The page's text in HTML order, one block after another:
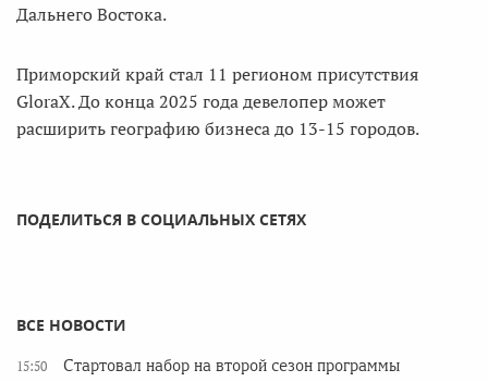
Дальнего Востока.
Приморский край стал 11 регионом присутствия
GloraX. До конца 2025 года девелопер может
расширить географию бизнеса до 13-15 городов.
ПОДЕЛИТЬСЯ В СОЦИАЛЬНЫХ СЕТЯХ
ВСЕ НОВОСТИ
15:50
Стартовал набор на второй сезон программы